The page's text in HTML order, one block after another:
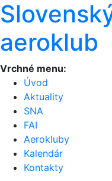
aeroklub
Vrchné menu:
Úvod
Aktuality
SNA
FAI
Aerokluby
Kalendár
Kontakty